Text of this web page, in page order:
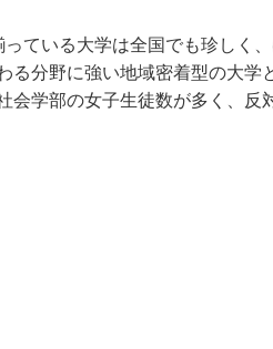
ている大学は全国でも珍しく
る分野に強い地域密着型の大学
会学部の女子生徒数が多く、反